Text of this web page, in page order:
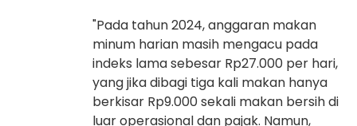
"Pada tahun 2024, anggaran makan
minum harian masih mengacu pada
indeks lama sebesar Rp27.000 per hari,
yang jika dibagi tiga kali makan hanya
berkisar Rp9.000 sekali makan bersih di
luar operasional dan pajak. Namun,